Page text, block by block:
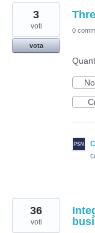
2
risultati
trovati
3
voti
vota
0
36
voti